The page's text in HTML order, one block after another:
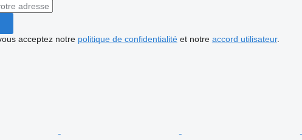
acceptez notre politique de confidentialitéet notre accord utilisateur.